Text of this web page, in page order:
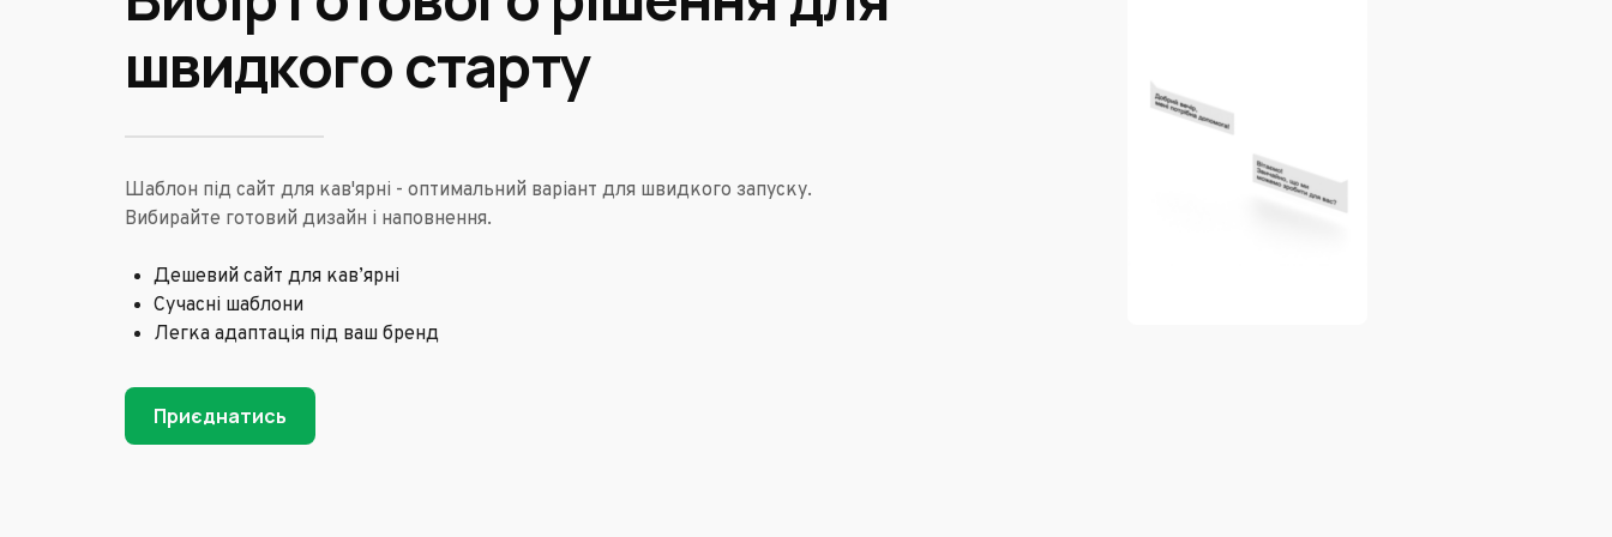
швидкого старту
Шаблон під сайт для кав'ярні - оптимальний варіант для швидкого запуску.
Вибирайте готовий дизайн і наповнення.
Дешевий сайт для кав’ярні
Сучасні шаблони
Легка адаптація під ваш бренд
Приєднатись